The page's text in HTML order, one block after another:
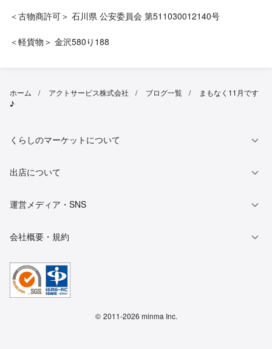
＜古物商許可＞ 石川県 公安委員会 第511030012140号
＜軽貨物＞ 金沢580り188
ホーム アクトサービス株式会社 ブログ一覧
まもなく11月です
♪
くらしのマーケットについて
出店について
運営メディア・SNS
会社概要・規約
© 2011-2026 minma Inc.